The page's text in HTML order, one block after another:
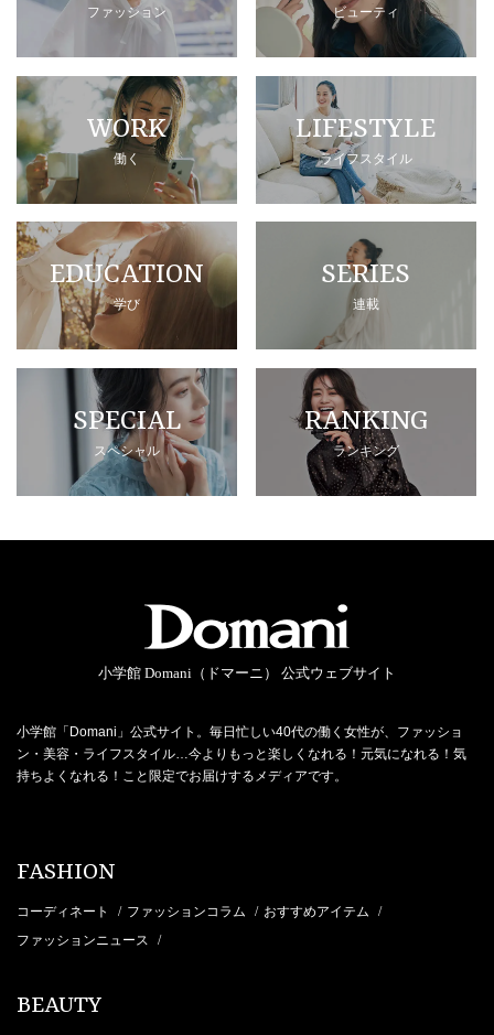
ファッション ビューティ
WORK
働く
LIFESTYLE
ライフスタイル
EDUCATION
学び
SERIES
連載
SPECIAL
スペシャル
RANKING
ランキング
小学館 Domani（ドマーニ） 公式ウェブサイト
小学館「Domani」公式サイト。毎日忙しい40代の働く女性が、ファッショ
ン・美容・ライフスタイル…今よりもっと楽しくなれる！元気になれる！気
持ちよくなれる！こと限定でお届けするメディアです。
FASHION
コーディネート / ファッションコラム / おすすめアイテム /
ファッションニュース /
BEAUTY